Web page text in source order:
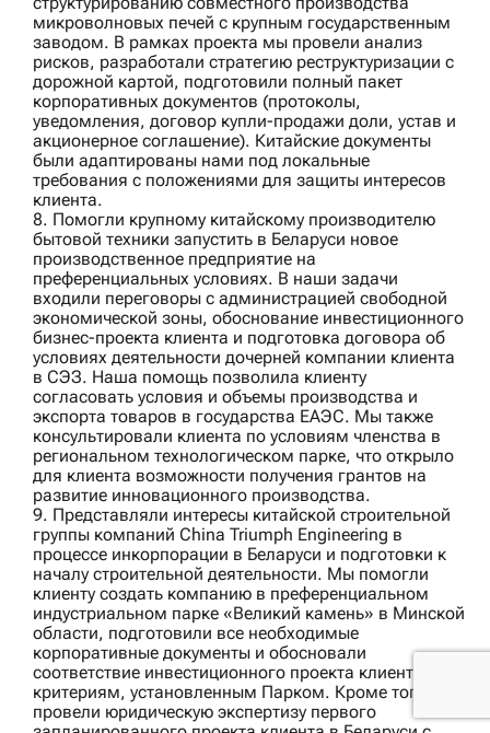
микроволновых печей с крупным государственным
заводом. В рамках проекта мы провели анализ
рисков, разработали стратегию реструктуризации с
дорожной картой, подготовили полный пакет
корпоративных документов (протоколы,
уведомления, договор купли-продажи доли, устав и
акционерное соглашение). Китайские документы
были адаптированы нами под локальные
требования с положениями для защиты интересов
клиента.
8. Помогли крупному китайскому производителю
бытовой техники запустить в Беларуси новое
производственное предприятие на
преференциальных условиях. В наши задачи
входили переговоры с администрацией свободной
экономической зоны, обоснование инвестиционного
бизнес-проекта клиента и подготовка договора об
условиях деятельности дочерней компании клиента
в СЭЗ. Наша помощь позволила клиенту
согласовать условия и объемы производства и
экспорта товаров в государства ЕАЭС. Мы также
консультировали клиента по условиям членства в
региональном технологическом парке, что открыло
для клиента возможности получения грантов на
развитие инновационного производства.
9. Представляли интересы китайской строительной
группы компаний China Triumph Engineering в
процессе инкорпорации в Беларуси и подготовки к
началу строительной деятельности. Мы помогли
клиенту создать компанию в преференциальном
индустриальном парке «Великий камень» в Минской
области, подготовили все необходимые
корпоративные документы и обосновали
соответствие инвестиционного проекта клиента всем
критериям, установленным Парком. Кроме того, мы
провели юридическую экспертизу первого